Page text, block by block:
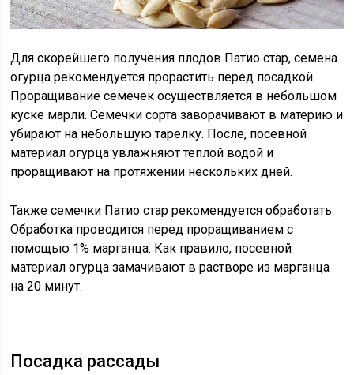
Для скорейшего получения плодов Патио стар, семена
огурца рекомендуется прорастить перед посадкой.
Проращивание семечек осуществляется в небольшом
куске марли. Семечки сорта заворачивают в материю и
убирают на небольшую тарелку. После, посевной
материал огурца увлажняют теплой водой и
проращивают на протяжении нескольких дней.
Также семечки Патио стар рекомендуется обработать.
Обработка проводится перед проращиванием с
помощью 1% марганца. Как правило, посевной
материал огурца замачивают в растворе из марганца
на 20 минут.
Посадка рассады